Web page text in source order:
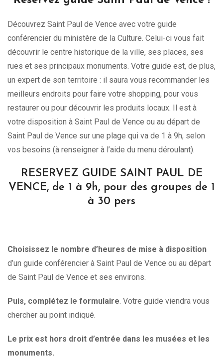
Découvrez Saint Paul de Vence avec votre guide
conférencier du ministère de la Culture. Celui-ci vous fait
découvrir le centre historique de la ville, ses places, ses
rues et ses principaux monuments. Votre guide est, de plus,
un expert de son territoire : il saura vous recommander les
meilleurs endroits pour faire votre shopping, pour vous
restaurer ou pour découvrir les produits locaux. Il est à
votre disposition à Saint Paul de Vence ou au départ de
Saint Paul de Vence sur une plage qui va de 1 à 9h, selon
vos besoins (à renseigner à l’aide du menu déroulant).
RESERVEZ GUIDE SAINT PAUL DE
VENCE, de 1 à 9h, pour des groupes de 1
à 30 pers
Choisissez le nombre d’heures de mise à disposition
d’un guide conférencier à Saint Paul de Vence ou au départ
de Saint Paul de Vence et ses environs.
Puis, complétez le formulaire . Votre guide viendra vous
chercher au point indiqué.
Le prix est hors droit d’entrée dans les musées et les
monuments.